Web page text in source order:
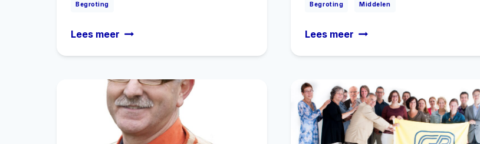
Begroting
Lees meer Begroting
recht
aan
het
coalitieakkoord
Begroting Middelen
Lees meer Daar
de
begrotingswebsite
van
Gilze